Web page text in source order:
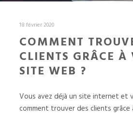
18 février 2020
COMMENT
CLIENTS GRÂCE À
SITE WEB ?
Vous avez déjà un site internet et
comment trouver des clients